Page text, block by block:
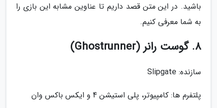
باشید. در این متن قصد داریم تا عناوین مشابه این بازی را
به شما معرفی کنیم.
8. گوست رانر (Ghostrunner)
سازنده: Slipgate
پلتفرم ها: کامپیوتر، پلی استیشن 4 و ایکس باکس وان